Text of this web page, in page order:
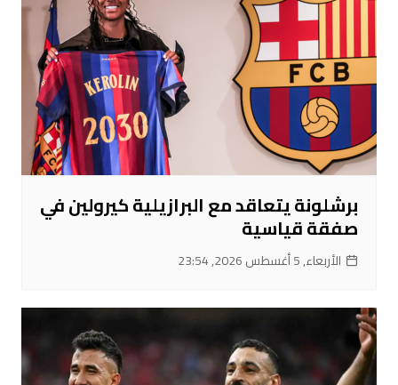
برشلونة يتعاقد مع البرازيلية كيرولين في
صفقة قياسية
الأربعاء, 5 أغسطس 2026, 23:54